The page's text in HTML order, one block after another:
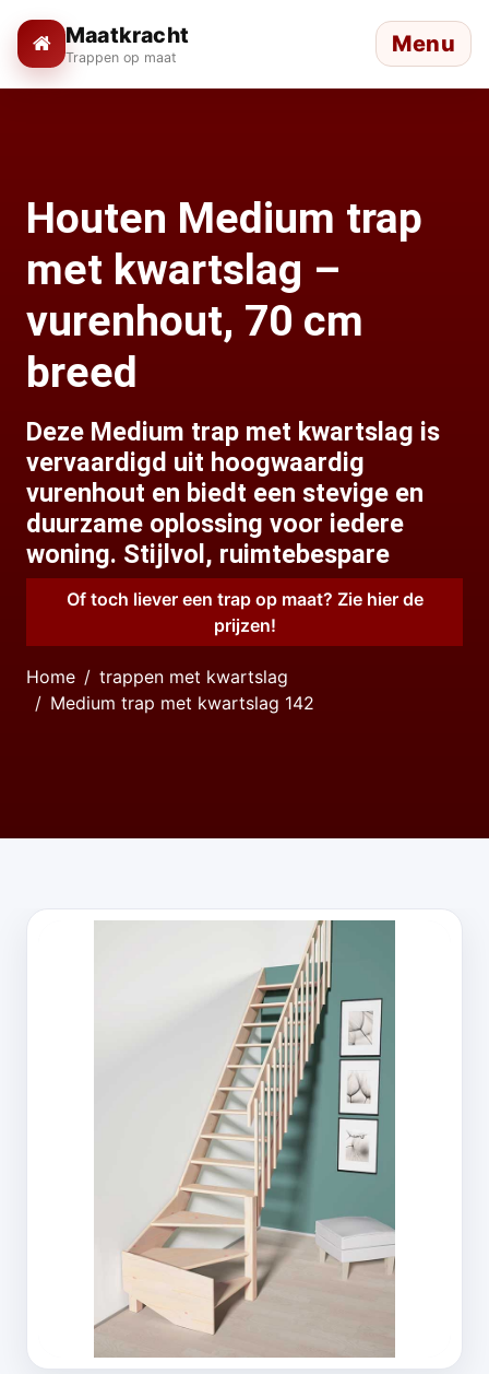
Maatkracht
Trappen op maat Menu
Houten Medium trap
met kwartslag –
vurenhout, 70 cm
breed
Deze Medium trap met kwartslag is
vervaardigd uit hoogwaardig
vurenhout en biedt een stevige en
duurzame oplossing voor iedere
woning. Stijlvol, ruimtebespare
Of toch liever een trap op maat? Zie hier de
prijzen!
Home
trappen met kwartslag
Medium trap met kwartslag 142